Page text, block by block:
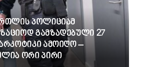
პოლიციამ
გამზადებული 27
ამოიღო –
ორი პირი